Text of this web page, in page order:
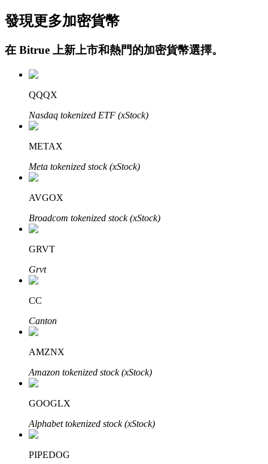
借貸數字貨幣，及時且安全的服務
享受活期理財及長期收益
學習理財
了解如何賺取穩定收入
發現更多加密貨幣
在 Bitrue 上新上市和熱門的加密貨幣選擇。
QQQX
Nasdaq tokenized ETF (xStock)
METAX
Meta tokenized stock (xStock)
AVGOX
Broadcom tokenized stock (xStock)
GRVT
Grvt
CC
Canton
AMZNX
Amazon tokenized stock (xStock)
GOOGLX
Alphabet tokenized stock (xStock)
PIPEDOG